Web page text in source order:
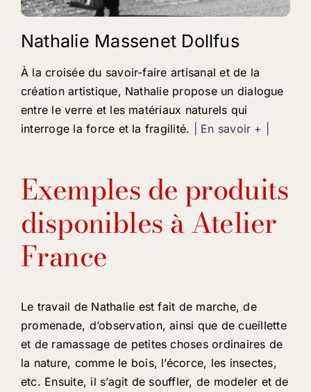
Nathalie Massenet Dollfus
À la croisée du savoir-faire artisanal et de la
création artistique, Nathalie propose un dialogue
entre le verre et les matériaux naturels qui
interroge la force et la fragilité.
| En savoir + |
Exemples de produits
disponibles à Atelier
France
Le travail de Nathalie est fait de marche, de
promenade, d’observation, ainsi que de cueillette
et de ramassage de petites choses ordinaires de
la nature, comme le bois, l’écorce, les insectes,
etc. Ensuite, il s’agit de souffler, de modeler et de